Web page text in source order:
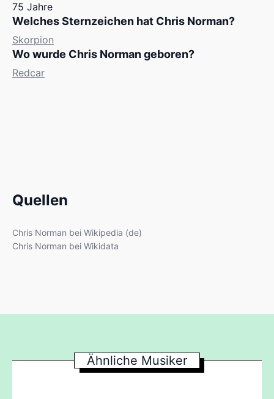
75 Jahre
Welches Sternzeichen hat Chris Norman?
Skorpion
Wo wurde Chris Norman geboren?
Redcar
Quellen
Chris Norman bei Wikipedia (de)
Chris Norman bei Wikidata
Ähnliche Musiker